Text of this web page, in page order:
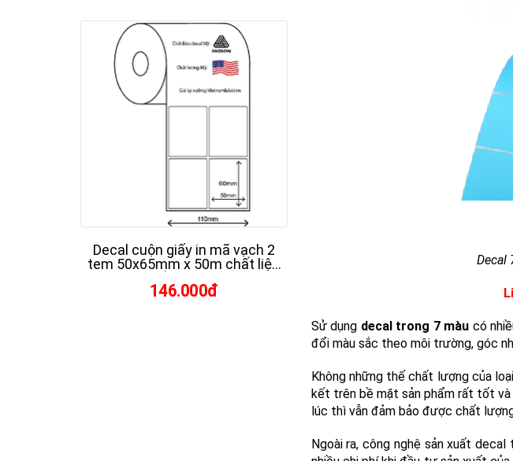
Decal
Sử dụng decal trong 7 màu có
đổi màu sắc theo môi trường, góc
Không những thế chất lượng của
kết trên bề mặt sản phẩm rất tốt và
lúc thì vẫn đảm bảo được chất
Ngoài ra, công nghệ sản xuất
Decal cuộn giấy in mã vạch 2
tem 50x65mm x 50m chất liệu
xưởng vietnamlabel.vn
146.000đ
tem 52x25mm x 50m chất liệu